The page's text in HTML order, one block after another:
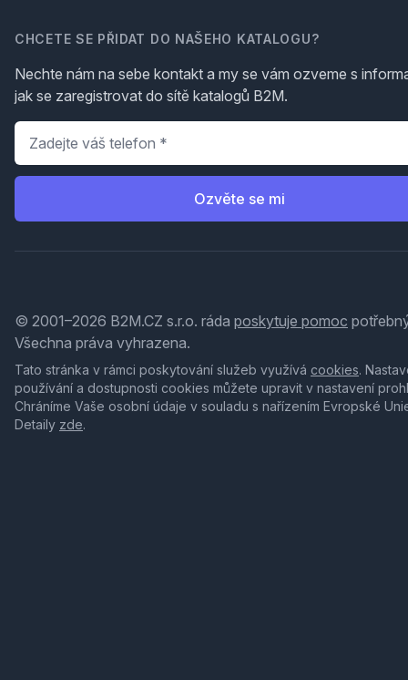
CHCETE SE PŘIDAT DO NAŠEHO KATALOGU?
Nechte nám na sebe kontakt a my se vám ozveme s
jak se zaregistrovat do sítě katalogů B2M.
Telefon
Ozvěte se mi
© 2001–2026 B2M.CZ s.r.o. ráda poskytuje pomoc
Všechna práva vyhrazena.
Tato stránka v rámci poskytování služeb využívá cookies.
používání a dostupnosti cookies můžete upravit v nastavení
Chráníme Vaše osobní údaje v souladu s nařízením Evropské
Detaily zde.